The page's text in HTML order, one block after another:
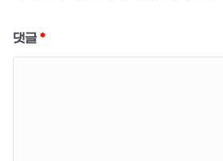
댓글*